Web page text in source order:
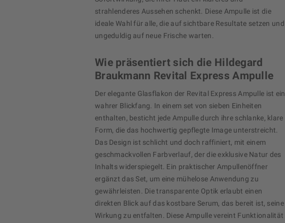
strahlenderes Aussehen schenkt. Diese Ampulle ist die
ideale Wahl für alle, die auf sichtbare Resultate setzen und
ungeduldig auf neue Frische warten.
Wie präsentiert sich die Hildegard
Braukmann Revital Express Ampulle
Der elegante Glasflakon der Revital Express Ampulle ist ein
wahrer Blickfang. In einem set von sieben Einheiten
enthalten, besticht jede Ampulle durch ihre schlanke, klare
Form, die das hochwertig gepflegte Image unterstreicht.
Das Design ist schlicht und doch raffiniert, mit einem
geschmackvollen Farbverlauf, der die exklusive Natur des
Inhalts widerspiegelt. Ein praktischer Ampullenöffner
ergänzt das Set, um eine mühelose Anwendung zu
gewährleisten. Die transparente Optik erlaubt einen
direkten Blick auf das kostbare Serum, das bereit ist, seine
Wirkung zu entfalten. Diese Ampulle vereint Funktionalität